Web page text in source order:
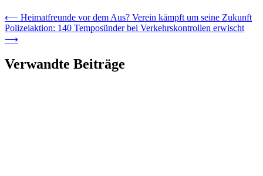
⟵ Heimatfreunde vor dem Aus? Verein kämpft um seine Zukunft
Polizeiaktion: 140 Temposünder bei Verkehrskontrollen erwischt
⟶
Verwandte Beiträge